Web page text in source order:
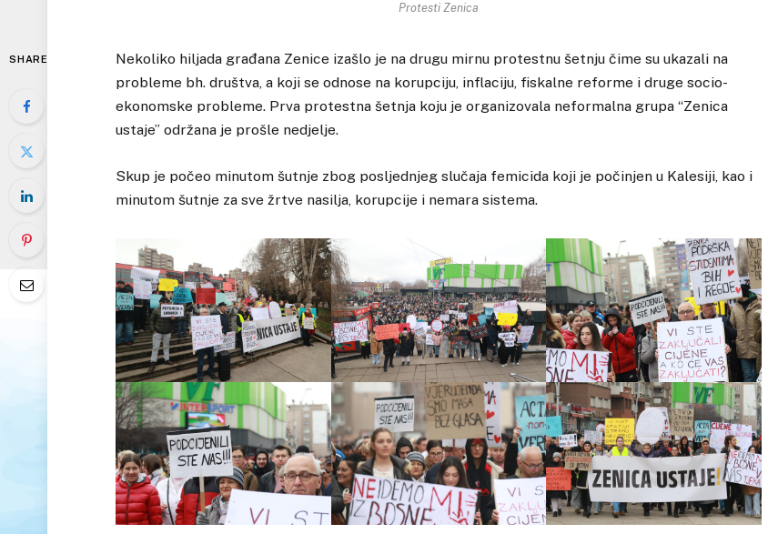
Protesti Zenica
SHARE
Nekoliko hiljada građana Zenice izašlo je na drugu mirnu protestnu šetnju čime su ukazali na
probleme bh. društva, a koji se odnose na korupciju, inflaciju, fiskalne reforme i druge socio-
ekonomske probleme. Prva protestna šetnja koju je organizovala neformalna grupa “Zenica
ustaje” održana je prošle nedjelje.
Skup je počeo minutom šutnje zbog posljednjeg slučaja femicida koji je počinjen u Kalesiji, kao i
minutom šutnje za sve žrtve nasilja, korupcije i nemara sistema.